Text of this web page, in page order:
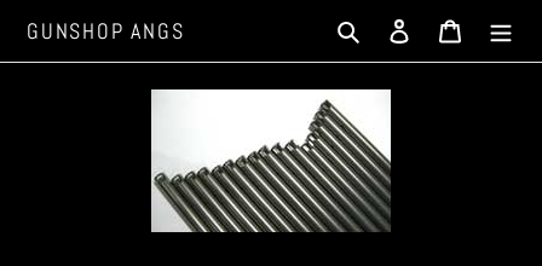
テ
GUNSHOP ANGS 検索 ログインカート